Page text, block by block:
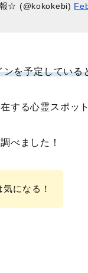
☆ (@kokokebi)
を予定している
在する心霊スポ
べました！
気になる！